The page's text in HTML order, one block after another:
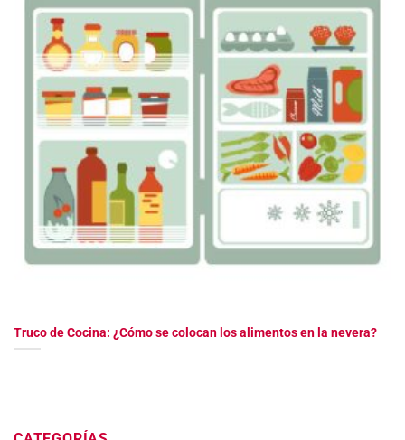
Truco de Cocina: ¿Cómo se colocan los alimentos en la nevera?